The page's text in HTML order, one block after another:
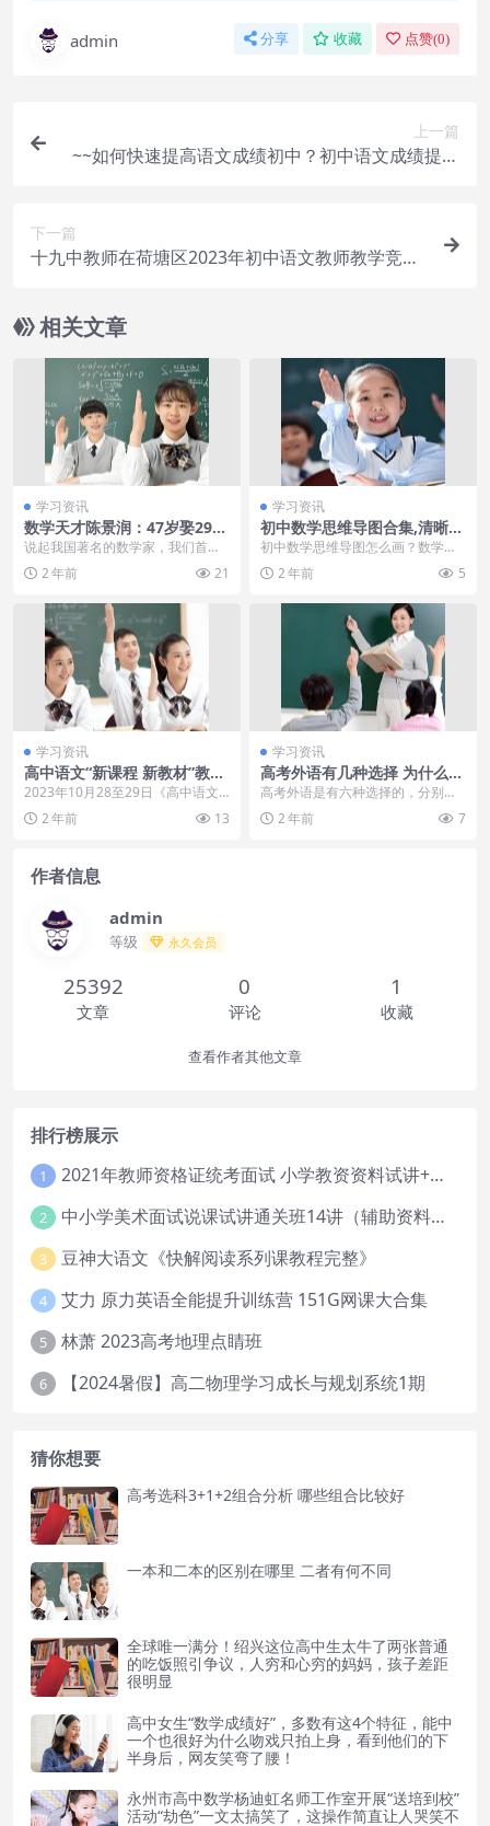
admin 分享 收藏 点赞(0)
上一篇
~~如何快速提高语文成绩初中？初中语文成绩提升
下一篇
十九中教师在荷塘区2023年初中语文教师教学竞赛
是大明星，能让他吹一辈子
相关文章
学习资讯
数学天才陈景润：47岁娶29岁
女军医，生一独子，如今现状
没想到趴肩膀的是大明星，能
说起我国著名的数学家，我们首先
会想起华罗庚，他是我国近代数学
的开创人，在我国众多...
2 年前 21
学习资讯
初中数学思维导图合集,清晰完
整版脑图分享
初中数学思维导图怎么画？数学的
学习几乎贯穿了每个人的整个学生
生涯，而初中数学的学...
2 年前 5
学习资讯
高中语文“新课程 新教材”教学
在山东省实验中学德润校区召
有法定继承权，网红排队给王
2023年10月28至29日《高中语文
“新课程 新教材”教学展示暨“名家论
语文”...
2 年前 13
学习资讯
高考外语有几种选择 为什么大
多数考生选择英语
高考外语是有六种选择的，分别是
英语、俄语、日语、德语、法语、
西班牙语六种语种。高...
2 年前 7
作者信息
admin
等级 永久会员
25392
文章
0
评论
1
收藏
查看作者其他文章
排行榜展示
1 2021年教师资格证统考面试 小学教资资料试讲+答辩
2 中小学美术面试说课试讲通关班14讲（辅助资料第一套）
3 豆神大语文《快解阅读系列课教程完整》
4 艾力 原力英语全能提升训练营 151G网课大合集
5 林萧 2023高考地理点睛班
6 【2024暑假】高二物理学习成长与规划系统1期
猜你想要
高考选科3+1+2组合分析 哪些组合比较好
一本和二本的区别在哪里 二者有何不同
全球唯一满分！绍兴这位高中生太牛了两张普通
的吃饭照引争议，人穷和心穷的妈妈，孩子差距
很明显
高中女生“数学成绩好”，多数有这4个特征，能中
一个也很好为什么吻戏只拍上身，看到他们的下
半身后，网友笑弯了腰！
永州市高中数学杨迪虹名师工作室开展“送培到校”
活动“劫色”一文太搞笑了，这操作简直让人哭笑不